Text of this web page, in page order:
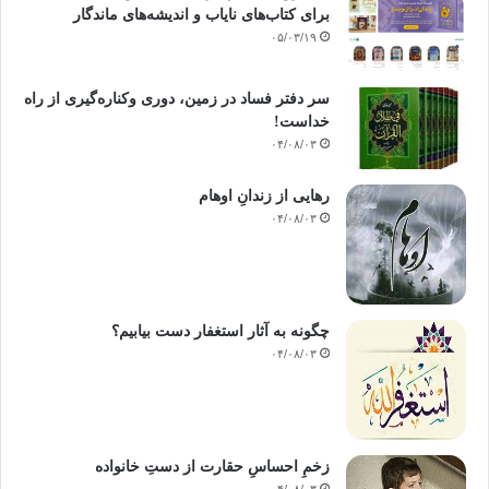
– قلب نیز همچون جسم دچار بیماری می شود.
– شفای آن از طریق توبه و مراقبت محقق می شود.
–
قلب نیز همچون آینه گردآلود می شود، و تنها راه پاک کردن آن
معرفت، ذکر و اطاعت خداوند است.
–
قلب همچون جسم عریان می شود، و پوشش و آرایش آن تنها به
وسیله«تقوا» امکان پذیر است.
–
قلب همچون بدن گرسنه و تشنه می شود، و خوراک آن«توحید، توکل،
انابه، خدمت و محبت» خداوند است.
___________________________
منبع: طب القلوب
مؤلف: امام ابن قیم
برای کتاب‌های نایاب و اندیشه‌های ماندگار
۰۵/۰۳/۱۹
سر دفتر فساد در زمین‌، دوری وکناره‌گیری از راه
خداست‌!
۰۴/۰۸/۰۳
رهایی از زندانِ اوهام
۰۴/۰۸/۰۳
چگونه به آثار استغفار دست بیابیم؟
۰۴/۰۸/۰۳
زخمِ احساسِ حقارت از دستِ خانواده